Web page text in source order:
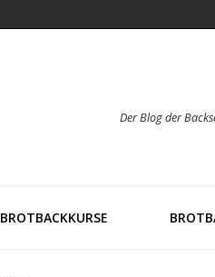
Der Blog der
BROTBACKKURSE